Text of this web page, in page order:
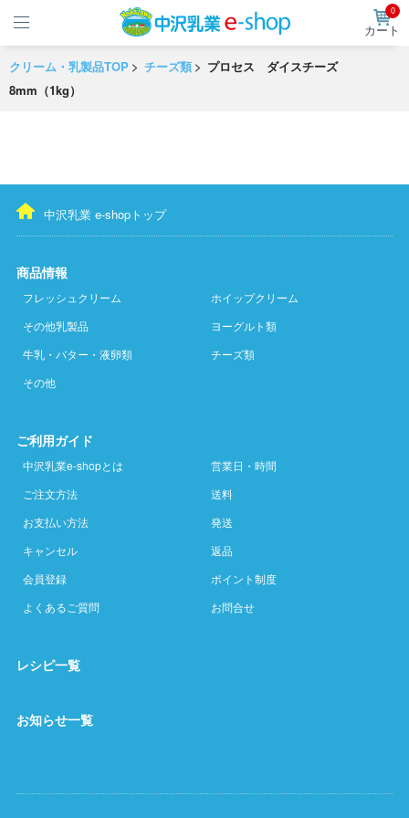
0
カート
クリーム・乳製品TOP チーズ類
プロセス ダイスチーズ
8mm（1kg）
中沢乳業 e-shopトップ
商品情報
フレッシュクリーム
ホイップクリーム
その他乳製品
ヨーグルト類
牛乳・バター・液卵類
チーズ類
その他
ご利用ガイド
中沢乳業e-shopとは
営業日・時間
ご注文方法
送料
お支払い方法
発送
キャンセル
返品
会員登録
ポイント制度
よくあるご質問
お問合せ
レシピ一覧
お知らせ一覧